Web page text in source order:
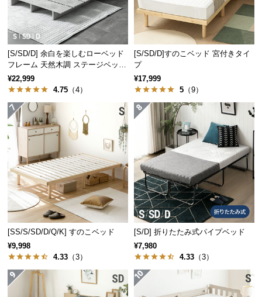
ン
セ
ル
に
つ
い
て
証
つ
い
て
会
員
約
△ 圧迫感がある 〇 圧迫感がない
安定感のあるドロップマット構造
フレーム内部にマットレスを落とし込む構造なの
で、マットレスがズレにくく安定感のある寝心地で
す。
[S/SD/D] 余白を楽しむローベッド
フレーム 天然木調 ステージベッド
2口コンセントタイプ
¥22,999
4.75 （4）
[S/SD/D]すのこベッド 宮付きタイ
プ
¥17,999
5 （9）
[SS/S/SD/D/Q/K] すのこベッド
¥9,998
4.33 （3）
[S/D] 折りたたみ式パイプベッド
¥7,980
4.33 （3）